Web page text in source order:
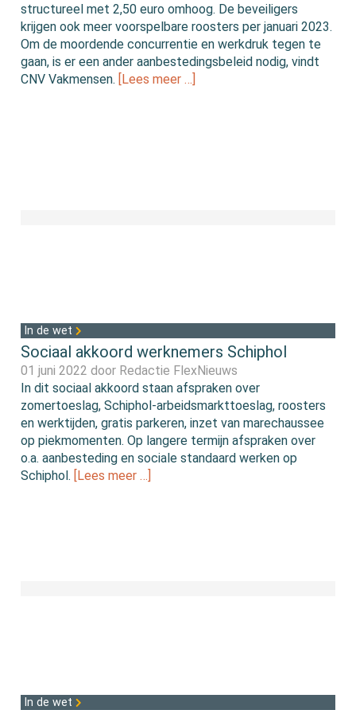
structureel met 2,50 euro omhoog. De beveiligers
krijgen ook meer voorspelbare roosters per januari 2023.
Om de moordende concurrentie en werkdruk tegen te
gaan, is er een ander aanbestedingsbeleid nodig, vindt
CNV Vakmensen. [Lees meer …]
In de wet
Sociaal akkoord werknemers Schiphol
01 juni 2022 door Redactie FlexNieuws
In dit sociaal akkoord staan afspraken over
zomertoeslag, Schiphol-arbeidsmarkttoeslag, roosters
en werktijden, gratis parkeren, inzet van marechaussee
op piekmomenten. Op langere termijn afspraken over
o.a. aanbesteding en sociale standaard werken op
Schiphol.
[Lees meer …]
In de wet